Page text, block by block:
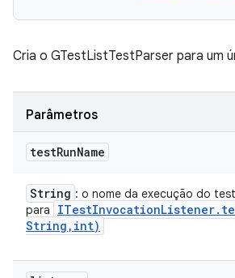
Cria o GTestListTestParser para um
Parâmetros
testRunName
String : o nome da execução do
para
ITestInvocationListener.
String , int)